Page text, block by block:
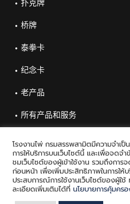
扑克牌
桥牌
泰拳卡
纪念卡
老产品
所有产品和服务
Copyright © 2021 Playing Card
โรงงานไพ่ กรมสรรพสามิตมีความจำเป็
การให้บริการบนเว็บไซต์นี้ และเพื่อจดจ
ชมเว็บไซต์ของผู้เข้าใช้งาน รวมถึงการ
ก่อนหน้า เพื่อเพิ่มประสิทธิภาพในการใ
ประสบการณ์การใช้งานเว็บไซต์ของผู้ใช้
ละเอียดเพิ่มเติมได้ที่ นโยบายการคุ้มค